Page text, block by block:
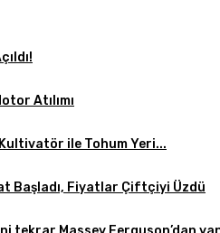
Atılımı
ile Tohum Yeri...
Başladı, Fiyatlar Çiftçiyi Üzdü